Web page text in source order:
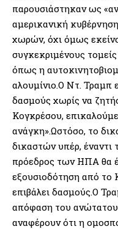
παρουσιάστηκαν ως
αμερικανική
χωρών, όχι όμως
συγκεκριμένους
όπως η
αλουμίνιο.Ο Ντ. Τραμπ
δασμούς χωρίς να
Κογκρέσου,
ανάγκη».Ωστόσο, το
δικαστών υπέρ, έναντι
πρόεδρος των ΗΠΑ θα
εξουσιοδότηση από το
επιβάλει δασμούς.Ο
απόφαση του ανώτατου
αναφέρουν ότι η